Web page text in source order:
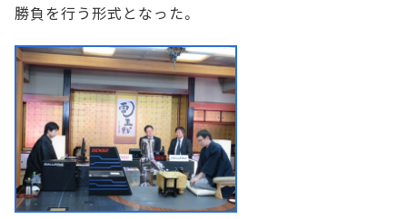
勝負を行う形式となった。